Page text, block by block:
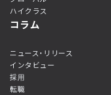
ハイクラス
コラム
ニュース・リリース
インタビュー
採用
転職